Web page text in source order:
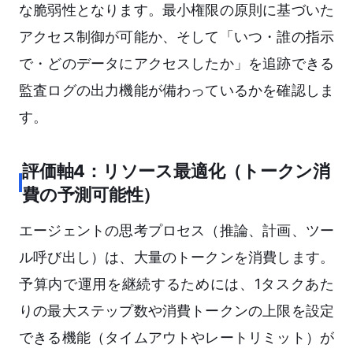
な脆弱性となります。最小権限の原則に基づいた
アクセス制御が可能か、そして「いつ・誰の指示
で・どのデータにアクセスしたか」を追跡できる
監査ログの出力機能が備わっているかを確認しま
す。
評価軸4：リソース最適化（トークン消
費の予測可能性）
エージェントの思考プロセス（推論、計画、ツー
ル呼び出し）は、大量のトークンを消費します。
予算内で運用を継続するためには、1タスクあた
りの最大ステップ数や消費トークンの上限を設定
できる機能（タイムアウトやレートリミット）が